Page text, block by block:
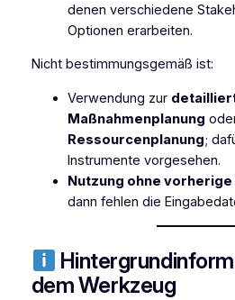
denen verschiedene
Optionen erarbeiten.
Nicht bestimmungsgemäß ist:
Verwendung zur
Maßnahmenplanung
Ressourcenplanung;
Instrumente vorgesehen.
Nutzung ohne vorherige
dann fehlen die
dem Werkzeug